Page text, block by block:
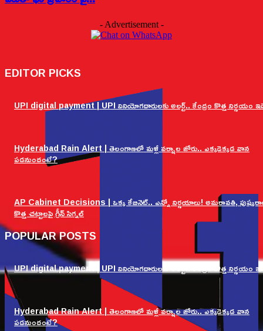
- Advertisement -
EDITOR PICKS
UPI digital payment | UPI వినియోగదారులకు అలర్ట్.. కేంద్రం కొత్త నిర్ణయం
Hyderabad Rain Alert | తెలంగాణలో మళ్లీ వర్షాల జోరు.. ఎక్కడెక్కడ వాన
పడనుందంటే?
AP Cabinet Decisions | ఒక్క కేబినెట్.. ఎన్నో నిర్ణయాలు! అమరావతి,
కొత్త చట్టాలపై గ్రీన్ సిగ్నల్
POPULAR POSTS
UPI digital payment | UPI వినియోగదారులకు అలర్ట్.. కేంద్రం కొత్త నిర్ణయం
Hyderabad Rain Alert | తెలంగాణలో మళ్లీ వర్షాల జోరు.. ఎక్కడెక్కడ వాన
పడనుందంటే?